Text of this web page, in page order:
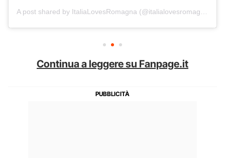
Continua a leggere su Fanpage.it